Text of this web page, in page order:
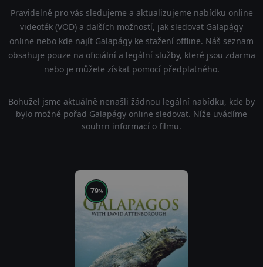
Pravidelně pro vás sledujeme a aktualizujeme nabídku online
videoték (VOD) a dalších možností, jak sledovat Galapágy
online nebo kde najít Galapágy ke stažení offline. Náš seznam
obsahuje pouze na oficiální a legální služby, které jsou zdarma
nebo je můžete získat pomocí předplatného.
Bohužel jsme aktuálně nenašli žádnou legální nabídku, kde by
bylo možné pořad Galapágy online sledovat. Níže uvádíme
souhrn informací o filmu.
79%